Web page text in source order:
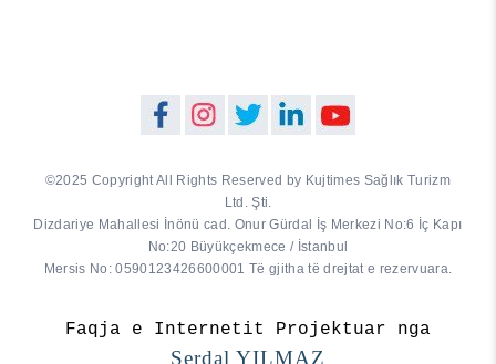
©2025 Copyright All Rights Reserved by Kujtimes Sağlık Turizm
Ltd. Şti.
Dizdariye Mahallesi İnönü cad. Onur Gürdal İş Merkezi No:6 İç Kapı
No:20 Büyükçekmece / İstanbul
Mersis No: 0590123426600001 Të gjitha të drejtat e rezervuara.
Faqja e Internetit Projektuar nga
Serdal YILMAZ